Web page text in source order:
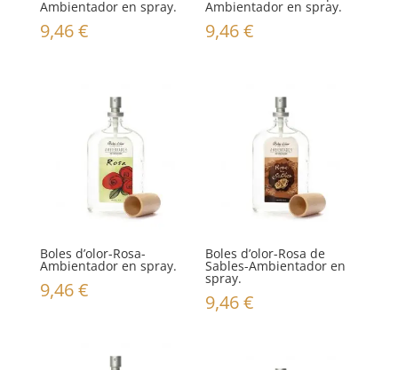
Ambientador en spray.
9,46€
Ambientador en spray.
9,46€
Boles d’olor-Rosa-
Ambientador en spray.
9,46€
Boles d’olor-Rosa de
Sables-Ambientador en
spray.
9,46€